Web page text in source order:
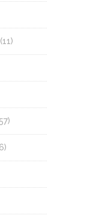
(11)